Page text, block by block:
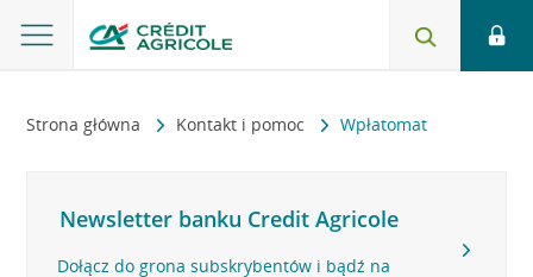
Strona główna Kontakt i pomoc Wpłatomat
Newsletter banku Credit Agricole
Dołącz do grona subskrybentów i bądź na